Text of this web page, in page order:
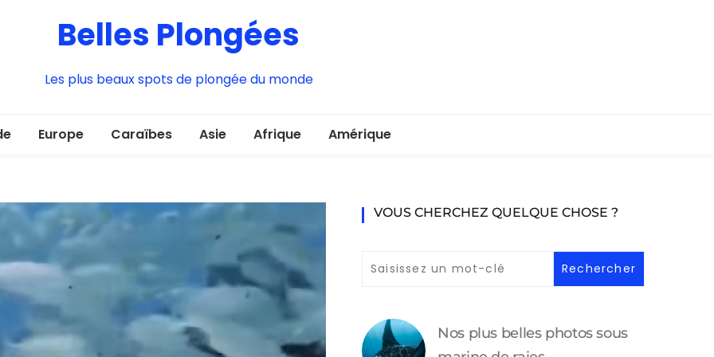
Belles Plongées
Les plus beaux spots de plongée du monde
Europe Caraïbes Asie Afrique Amérique
VOUS CHERCHEZ QUELQUE CHOSE ?
Nos plus belles photos sous